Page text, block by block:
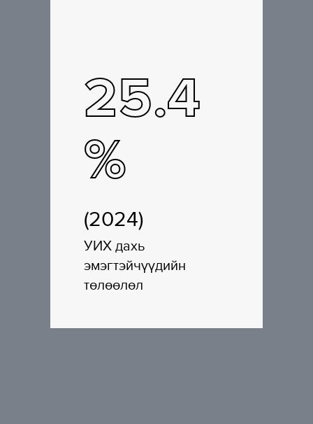
25.4
%
(2024)
УИХ дахь
эмэгтэйчүүдийн
төлөөлөл